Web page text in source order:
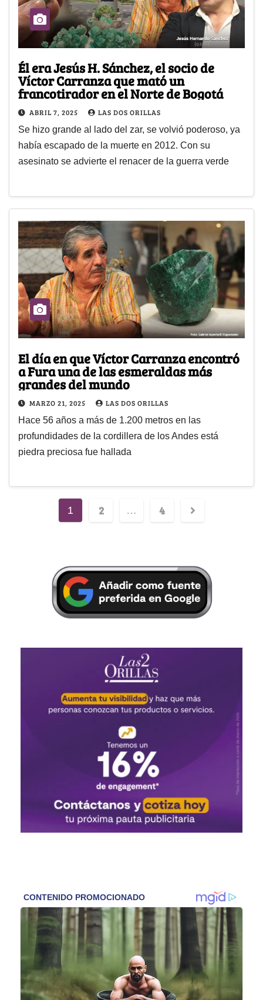
Él era Jesús H. Sánchez, el socio de
Víctor Carranza que mató un
francotirador en el Norte de Bogotá
ABRIL 7, 2025 LAS DOS ORILLAS
Se hizo grande al lado del zar, se volvió poderoso, ya
había escapado de la muerte en 2012. Con su
asesinato se advierte el renacer de la guerra verde
El día en que Víctor Carranza encontró
a Fura una de las esmeraldas más
grandes del mundo
MARZO 21, 2025 LAS DOS ORILLAS
Hace 56 años a más de 1.200 metros en las
profundidades de la cordillera de los Andes está
piedra preciosa fue hallada
1 2 … 4